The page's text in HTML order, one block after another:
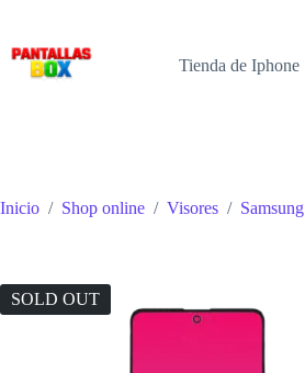
contenido
Tienda de Iphone
Inicio / Shop online / Visores / Samsung
SOLD OUT